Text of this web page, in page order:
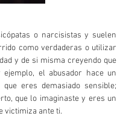
o narcisistas y suelen
como verdaderas o utilizar
y de si misma creyendo que
el abusador hace un
eres demasiado sensible;
que lo imaginaste y eres un
victimiza ante ti.